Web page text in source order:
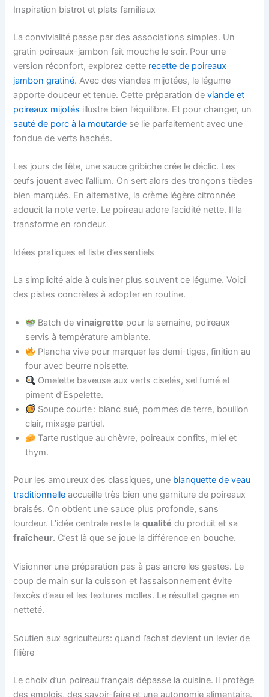
Inspiration bistrot et plats familiaux
La convivialité passe par des associations simples. Un
gratin poireaux-jambon fait mouche le soir. Pour une
version réconfort, explorez cette recette de poireaux
jambon gratiné. Avec des viandes mijotées, le légume
apporte douceur et tenue. Cette préparation deviande et
poireaux mijotés illustre bien l’équilibre. Et pour changer, un
sauté de porc à la moutarde se lie parfaitement avec une
fondue de verts hachés.
Les jours de fête, une sauce gribiche crée le déclic. Les
œufs jouent avec l’allium. On sert alors des tronçons tièdes
bien marqués. En alternative, la crème légère citronnée
adoucit la note verte. Le poireau adore l’acidité nette. Il la
transforme en rondeur.
Idées pratiques et liste d’essentiels
La simplicité aide à cuisiner plus souvent ce légume. Voici
des pistes concrètes à adopter en routine.
Batch devinaigrette pour la semaine, poireaux
servis à température ambiante.
Plancha vive pour marquer les demi-tiges, finition au
four avec beurre noisette.
Omelette baveuse aux verts ciselés, sel fumé et
piment d’Espelette.
Soupe courte : blanc sué, pommes de terre, bouillon
clair, mixage partiel.
Tarte rustique au chèvre, poireaux confits, miel et
thym.
Pour les amoureux des classiques, une blanquette de veau
traditionnelle accueille très bien une garniture de poireaux
braisés. On obtient une sauce plus profonde, sans
lourdeur. L’idée centrale reste laqualité du produit et sa
fraîcheur. C’est là que se joue la différence en bouche.
Visionner une préparation pas à pas ancre les gestes. Le
coup de main sur la cuisson et l’assaisonnement évite
l’excès d’eau et les textures molles. Le résultat gagne en
netteté.
Soutien aux agriculteurs: quand l’achat devient un levier de
filière
Le choix d’un poireau français dépasse la cuisine. Il protège
des emplois, des savoir-faire et une autonomie alimentaire.